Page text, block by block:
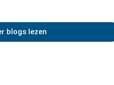
blogs lezen